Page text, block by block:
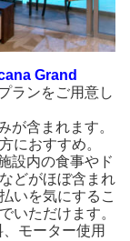
Grand
ランをご用意し
が含まれます。
におすすめ。
設内の食事やド
どがほぼ含まれ
いを気にするこ
いただけます。
モーター使用